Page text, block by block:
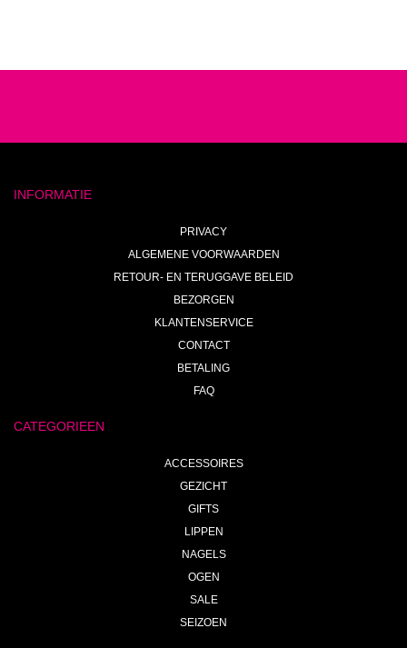
INFORMATIE
PRIVACY
ALGEMENE VOORWAARDEN
RETOUR- EN TERUGGAVE BELEID
BEZORGEN
KLANTENSERVICE
CONTACT
BETALING
FAQ
CATEGORIEEN
ACCESSOIRES
GEZICHT
GIFTS
LIPPEN
NAGELS
OGEN
SALE
SEIZOEN